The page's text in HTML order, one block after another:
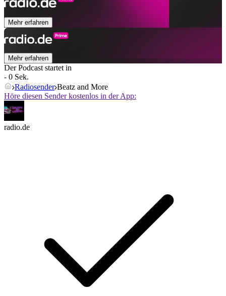
Mehr erfahren
Mehr erfahren
Der Podcast startet in
- 0 Sek.
Radiosender Beatz and More
Höre diesen Sender kostenlos in der App:
radio.de